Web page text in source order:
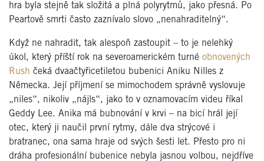
hra byla stejně tak složitá a plná polyrytmů, jako přesná. Po
Peartově smrti často zaznívalo slovo „nenahraditelný“.
Když ne nahradit, tak alespoň zastoupit – to je nelehký
úkol, který příští rok na severoamerickém turné obnovených
Rush čeká dvaačtyřicetiletou bubenici Aniku Nilles z
Německa. Její příjmení se mimochodem správně vyslovuje
„niles“, nikoliv „nájls“, jako to v oznamovacím videu říkal
Geddy Lee. Anika má bubnování v krvi – na bicí hrál její
otec, který ji naučil první rytmy, dále dva strýcové i
bratranec, ona sama hraje od svých šesti let. Přesto pro ni
dráha profesionální bubenice nebyla jasnou volbou, nejdříve